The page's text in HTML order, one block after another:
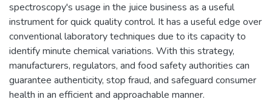
spectroscopy's usage in the juice business as a useful
instrument for quick quality control. It has a useful edge over
conventional laboratory techniques due to its capacity to
identify minute chemical variations. With this strategy,
manufacturers, regulators, and food safety authorities can
guarantee authenticity, stop fraud, and safeguard consumer